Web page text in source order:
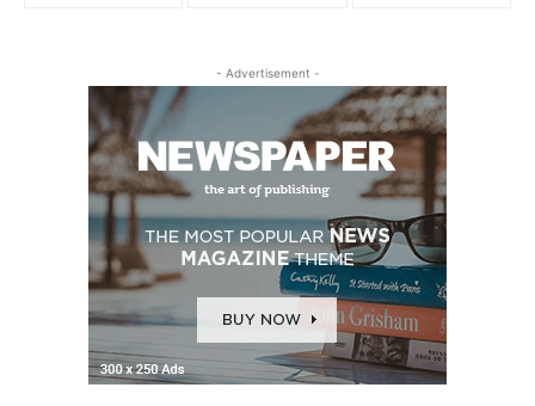
- Advertisement -